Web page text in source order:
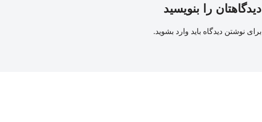
دیدگاهتان را بنویسید
برای نوشتن دیدگاه باید وارد بشوید.